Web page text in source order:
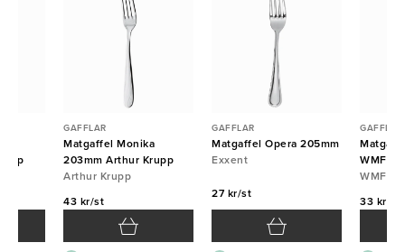
GAFFLAR
Matgaffel Monika
203mm Arthur Krupp
Arthur Krupp
43 kr/st
GAFFLAR
Matgaffel Opera 205mm
Exxent
27 kr/st
GAFFLAR
WMF
WMF
33 kr/st